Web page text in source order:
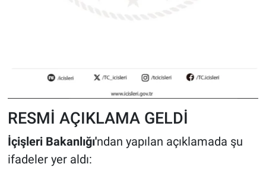
RESMİ AÇIKLAMA GELDİ
İçişleri Bakanlığı'ndan yapılan açıklamada şu
ifadeler yer aldı: